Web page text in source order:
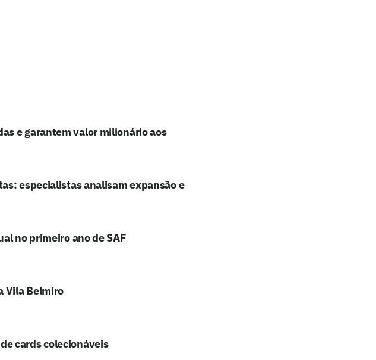
e garantem valor milionário aos
especialistas analisam expansão e
no primeiro ano de SAF
Vila Belmiro
cards colecionáveis